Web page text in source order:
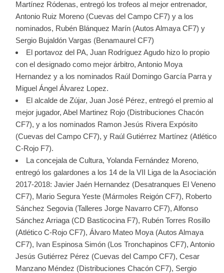
Martínez Ródenas, entregó los trofeos al mejor entrenador,
Antonio Ruiz Moreno (Cuevas del Campo CF7) y a los
nominados, Rubén Blánquez Marín (Autos Almaya CF7) y
Sergio Bujaldón Vargas (Benamaurel CF7)
El portavoz del PA, Juan Rodríguez Agudo hizo lo propio
con el designado como mejor árbitro, Antonio Moya
Hernandez y a los nominados Raúl Domingo García Parra y
Miguel Ángel Álvarez Lopez.
El alcalde de Zújar, Juan José Pérez, entregó el premio al
mejor jugador, Abel Martinez Rojo (Distribuciones Chacón
CF7), y a los nominados Ramon Jesús Rivera Expósito
(Cuevas del Campo CF7), y Raúl Gutiérrez Martínez (Atlético
C-Rojo F7).
La concejala de Cultura, Yolanda Fernández Moreno,
entregó los galardones a los 14 de la VII Liga de la Asociación
2017-2018: Javier Jaén Hernandez (Desatranques El Veneno
CF7), Mario Segura Yeste (Mármoles Reigón CF7), Roberto
Sánchez Segovia (Talleres Jorge Navarro CF7), Alfonso
Sánchez Arriaga (CD Basticocina F7), Rubén Torres Rosillo
(Atlético C-Rojo CF7), Álvaro Mateo Moya (Autos Almaya
CF7), Ivan Espinosa Simón (Los Tronchapinos CF7), Antonio
Jesús Gutiérrez Pérez (Cuevas del Campo CF7), Cesar
Manzano Méndez (Distribuciones Chacón CF7), Sergio